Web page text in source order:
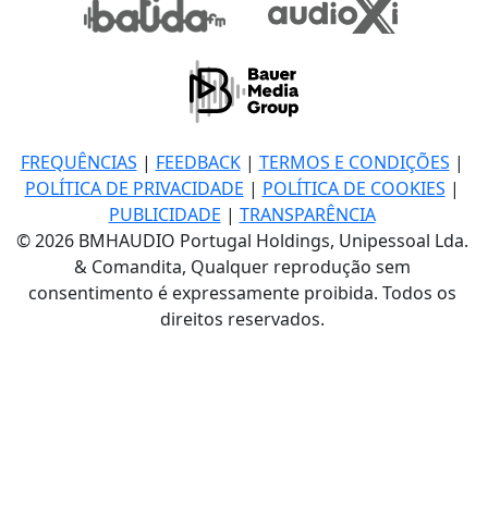
FREQUÊNCIAS | FEEDBACK| TERMOS E CONDIÇÕES |
POLÍTICA DE PRIVACIDADE | POLÍTICA DE COOKIES |
PUBLICIDADE | TRANSPARÊNCIA
© 2026 BMHAUDIO Portugal Holdings, Unipessoal Lda.
& Comandita, Qualquer reprodução sem
consentimento é expressamente proibida. Todos os
direitos reservados.